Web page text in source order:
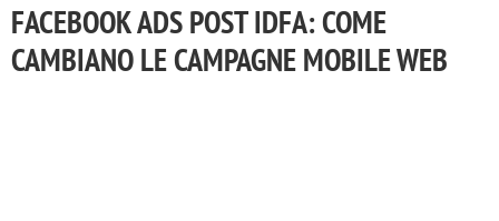
FACEBOOK ADS POST IDFA: COME
CAMBIANO LE CAMPAGNE MOBILE WEB